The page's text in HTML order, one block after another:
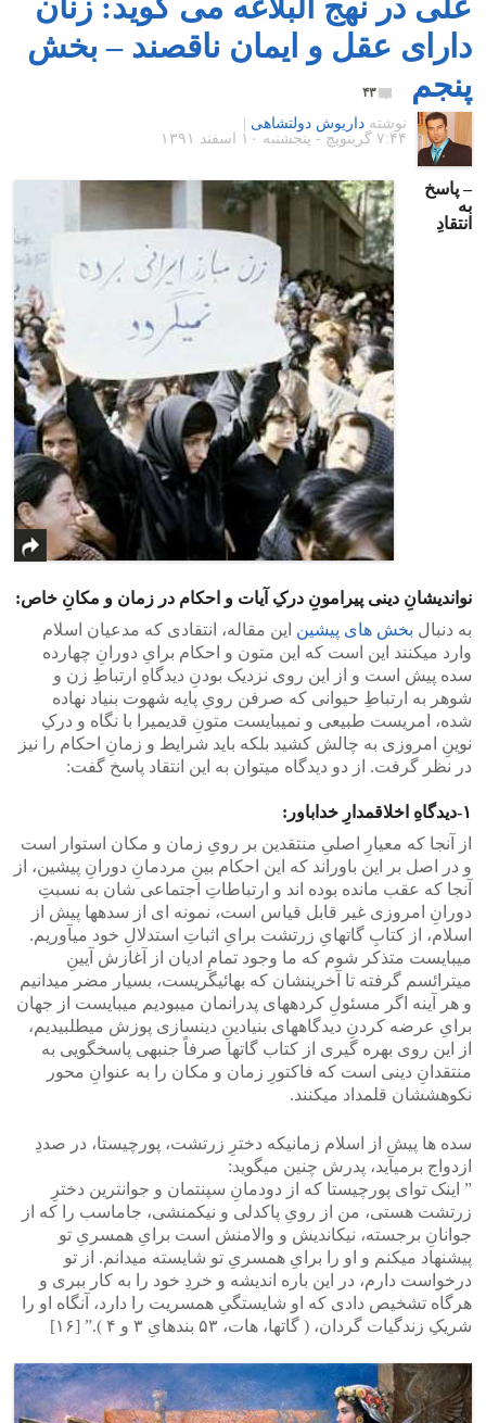
دارای عقل و ایمان ناقصند – بخش
پنجم
۴۳
نوشته داریوش دولتشاهی
۷:۴۴ گرينويچ - پنجشنبه ۱۰ اسفند ۱۳۹۱
– پاسخ
به
انتقادِ
نواندیشانِ دینی پیرامونِ درکِ آیات و احکام در زمان و مکانِ خاص:
به دنبال بخش های پیشین این مقاله، انتقادی که مدعیان اسلام
وارد میکنند این است که این متون و احکام برایِ دورانِ چهارده
سده پیش است و از این روی نزدیک بودنِ دیدگاهِ ارتباطِ زن و
شوهر به ارتباطِ حیوانی که صرفن رویِ پایه شهوت بنیاد نهاده
شده، امریست طبیعی و نمیبایست متونِ قدیمیرا با نگاه و درکِ
نوینِ امروزی به چالش کشید بلکه باید شرایط و زمانِ احکام را نیز
در نظر گرفت. از دو دیدگاه میتوان به این انتقاد پاسخ گفت:
۱-دیدگاهِ اخلاقمدارِ خداباور:
از آنجا که معیارِ اصلیِ منتقدین بر رویِ زمان و مکان استوار است
و در اصل بر این باوراند که این احکام بینِ مردمانِ دورانِ پیشین، از
آنجا که عقب مانده بوده اند و ارتباطاتِ اجتماعی شان به نسبتِ
دورانِ امروزی غیر قابل قیاس است، نمونه ای از سدهها پیش از
اسلام، از کتابِ گاتهایِ زرتشت برایِ اثباتِ استدلالِ خود میآوریم.
میبایست متذکر شوم که ما وجود تمامِ ادیان از آغازش آیینِ
میترائسم گرفته تا آخرینشان که بهائیگریست، بسیار مضر میدانیم
و هر آینه اگر مسئولِ کردههای پدرانمان میبودیم میبایست از جهان
برایِ عرضه کردنِ دیدگاههای بنیادینِ دینسازی پوزش میطلبیدیم،
از این روی بهره گیری از کتاب گاتها صرفاً جنبهی پاسخگویی به
منتقدانِ دینی است که فاکتورِ زمان و مکان را به عنوانِ محور
نکوهششان قلمداد میکنند.
سده ها پیش از اسلام زمانیکه دخترِ زرتشت، پورچیستا، در صددِ
ازدواج برمیآید، پدرش چنین میگوید:
” اینک توای پورچیستا که از دودمانِ سپنتمان و جوانترین دخترِ
زرتشت هستی، من از رویِ پاکدلی و نیکمنشی، جاماسب را که از
جوانانِ برجسته، نیکاندیش و والامنش است برایِ همسریِ تو
پیشنهاد میکنم و او را برایِ همسریِ تو شایسته میدانم. از تو
درخواست دارم، در این باره اندیشه و خردِ خود را به کار ببری و
هرگاه تشخیص دادی که او شایستگیِ همسریت را دارد، آنگاه او را
شریکِ زندگیات گردان، ( گاتها، هات، ۵۳ بندهایِ ۳ و ۴ ).” [۱۶]